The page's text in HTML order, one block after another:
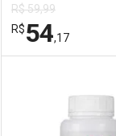
R$ 59,99
R$54,17
Laboratório
Por Menos